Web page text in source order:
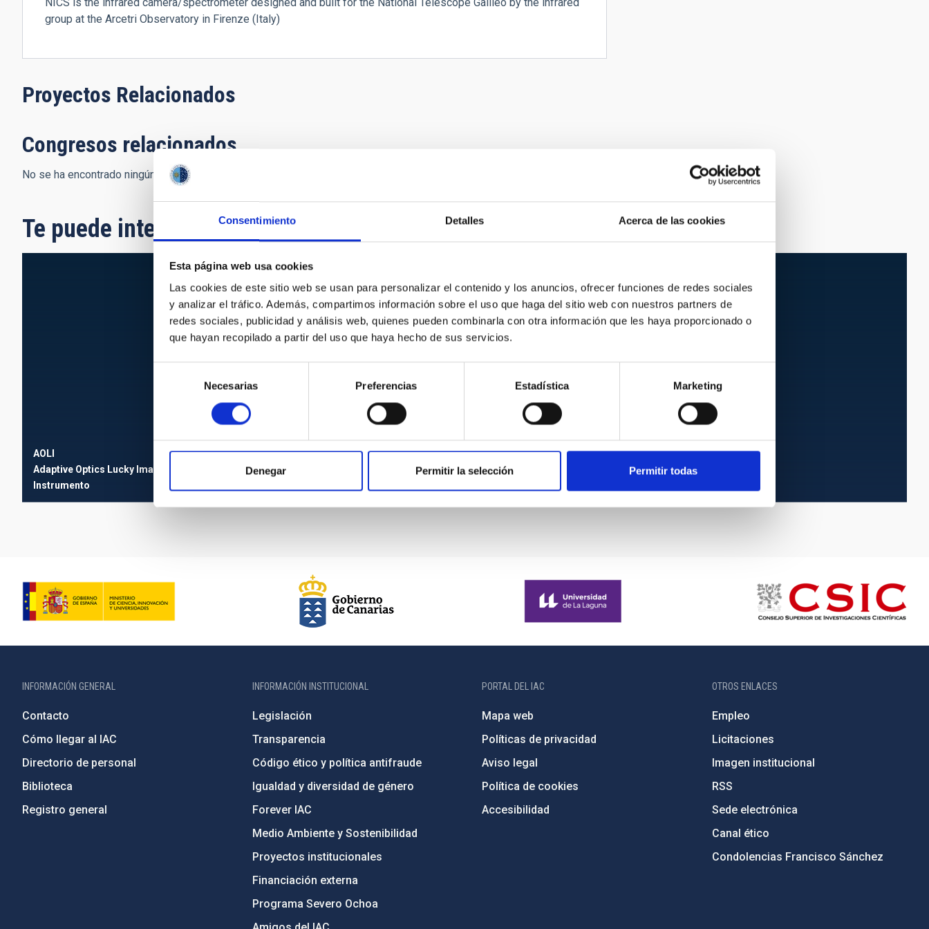
Consentimiento Detalles Acerca de las cookies
Esta página web usa cookies
Las cookies de este sitio web se usan para personalizar el contenido y los anuncios, ofrecer funciones de redes sociales
y analizar el tráfico. Además, compartimos información sobre el uso que haga del sitio web con nuestros partners de
redes sociales, publicidad y análisis web, quienes pueden combinarla con otra información que les haya proporcionado o
que hayan recopilado a partir del uso que haya hecho de sus servicios.
consentimiento
Necesarias Preferencias Estadística Marketing
Denegar Permitir la selección Permitir todas
group at the Arcetri Observatory in Firenze (Italy)
Proyectos Relacionados
Congresos relacionados
No se ha encontrado ningún resultado.
Te puede interesar
AOLI
Adaptive Optics Lucky Imager
Instrumento
INTEGRAL
NAOMI/OSCA
NAOMI/OSCA
INFORMACIÓN GENERAL
Contacto
Cómo llegar al IAC
Directorio de personal
Biblioteca
Registro general
INFORMACIÓN INSTITUCIONAL
Legislación
Transparencia
Código ético y política antifraude
Igualdad y diversidad de género
Forever IAC
Medio Ambiente y Sostenibilidad
Proyectos institucionales
Financiación externa
Programa Severo Ochoa
PORTAL DEL IAC
Mapa web
Políticas de privacidad
Aviso legal
Política de cookies
Accesibilidad
OTROS ENLACES
Empleo
Licitaciones
Imagen institucional
RSS
Sede electrónica
Canal ético
Condolencias Francisco Sánchez